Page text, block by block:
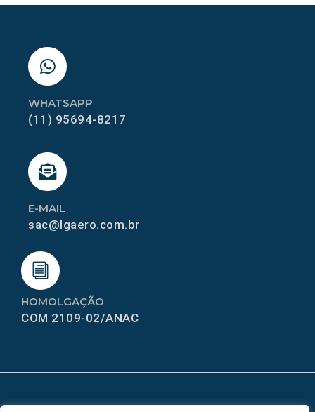
HOMOLGAÇÃO
COM 2109-02/ANAC
E-MAIL
sac@lgaero.com.br
WHATSAPP
(11) 95694-8217